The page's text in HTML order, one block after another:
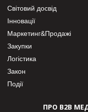
Світовий досвід
Інновації
Маркетинг&Продажі
Закупки
Логістика
Закон
Події
ПРО В2В